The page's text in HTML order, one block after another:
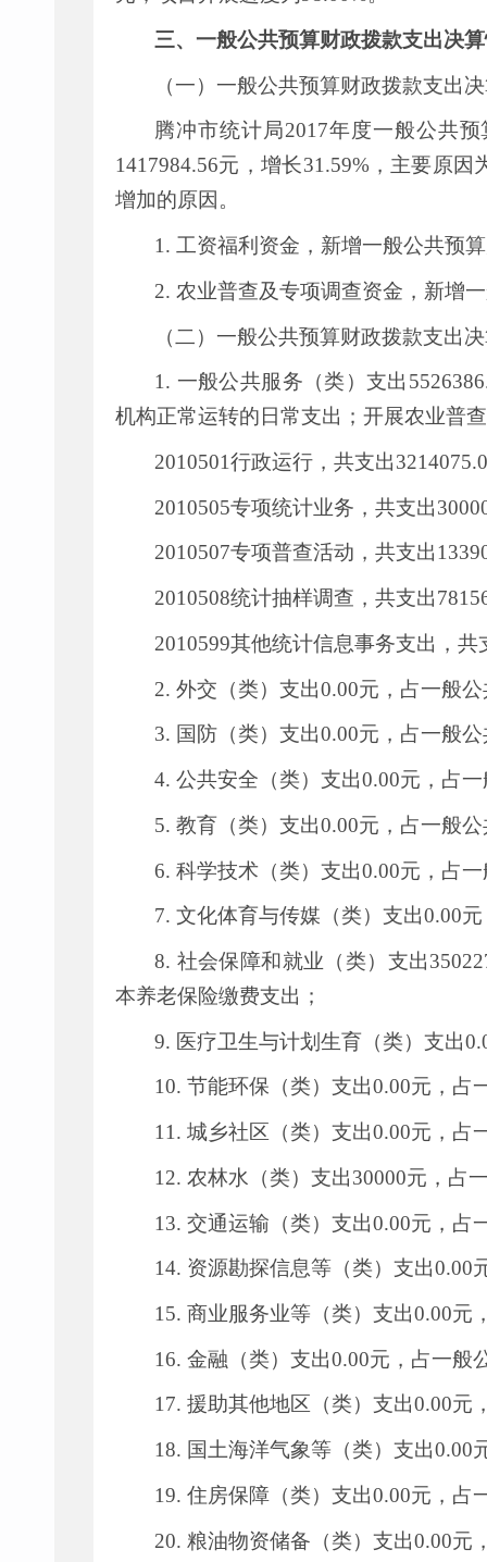
三、一般公共预算财政拨款支出决
（一）一般公共预算财政拨款支出
腾冲市统计局2017年度一般公共
1417984.56元，增长31.59%，主要原因
增加的原因。
1. 工资福利资金，新增一般公共预
2.农业普查及专项调查资金，新增
（二）一般公共预算财政拨款支出
1. 一般公共服务（类）支出
机构正常运转的日常支出；开展农业普
2010501行政运行，共支出
2010505专项统计业务，共支出
2010507专项普查活动，共支出
2010508统计抽样调查，共支出
2010599其他统计信息事务支出，共
2.外交（类）支出0.00元，占一般
3. 国防（类）支出0.00元，占一般
4.公共安全（类）支出0.00元，占
5.教育（类）支出0.00元，占一般
6.科学技术（类）支出0.00元，占
7.文化体育与传媒（类）支出0.00
8. 社会保障和就业（类）支出
本养老保险缴费支出；
9. 医疗卫生与计划生育（类）支出
10.节能环保（类）支出0.00元，占
11.城乡社区（类）支出0.00元，占
12.农林水（类）支出30000元，占
13.交通运输（类）支出0.00元，占
14. 资源勘探信息等（类）支出0.00
15.商业服务业等（类）支出0.00元
16.金融（类）支出0.00元，占一般
17.援助其他地区（类）支出0.00元
18. 国土海洋气象等（类）支出0.00
19.住房保障（类）支出0.00元，占
20.粮油物资储备（类）支出0.00元